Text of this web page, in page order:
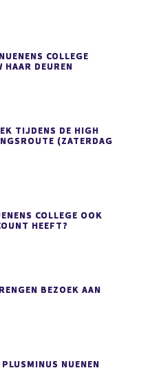
COLLEGE
HAAR DEUREN
TIJDENS DE HIGH
(ZATERDAG
COLLEGE OOK
HEEFT?
BEZOEK AAN
NUENEN